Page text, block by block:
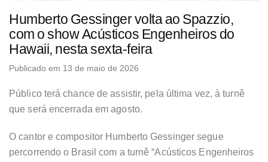
Humberto Gessinger volta ao Spazzio,
com o show Acústicos Engenheiros do
Hawaii, nesta sexta-feira
Publicado em 13 de maio de 2026
Público terá chance de assistir, pela última vez, à turnê
que será encerrada em agosto.
O cantor e compositor Humberto Gessinger segue
percorrendo o Brasil com a turnê “Acústicos Engenheiros